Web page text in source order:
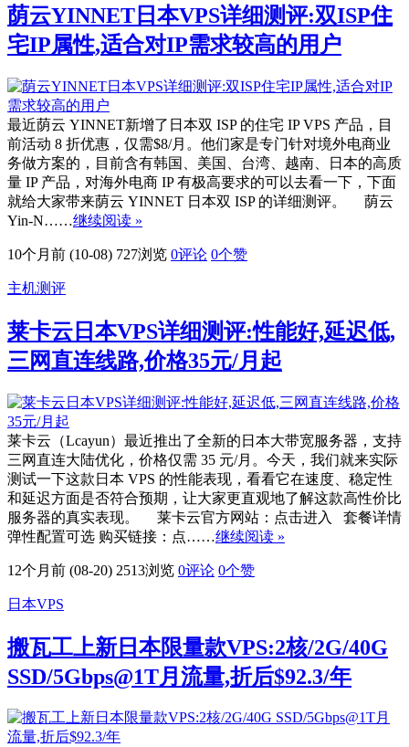
荫云YINNET日本VPS详细测评:双ISP住
宅IP属性,适合对IP需求较高的用户
最近荫云 YINNET新增了日本双 ISP 的住宅 IP VPS 产品，目
前活动 8 折优惠，仅需$8/月。他们家是专门针对境外电商业
务做方案的，目前含有韩国、美国、台湾、越南、日本的高质
量 IP 产品，对海外电商 IP 有极高要求的可以去看一下，下面
就给大家带来荫云 YINNET 日本双 ISP 的详细测评。 荫云
Yin-N……继续阅读 »
10个月前 (10-08) 727浏览 0评论 0个赞
主机测评
莱卡云日本VPS详细测评:性能好,延迟低,
三网直连线路,价格35元/月起
莱卡云（Lcayun）最近推出了全新的日本大带宽服务器，支持
三网直连大陆优化，价格仅需 35 元/月。今天，我们就来实际
测试一下这款日本 VPS 的性能表现，看看它在速度、稳定性
和延迟方面是否符合预期，让大家更直观地了解这款高性价比
服务器的真实表现。 莱卡云官方网站：点击进入 套餐详情
弹性配置可选 购买链接：点……继续阅读 »
12个月前 (08-20) 2513浏览 0评论 0个赞
日本VPS
搬瓦工上新日本限量款VPS:2核/2G/40G
SSD/5Gbps@1T月流量,折后$92.3/年